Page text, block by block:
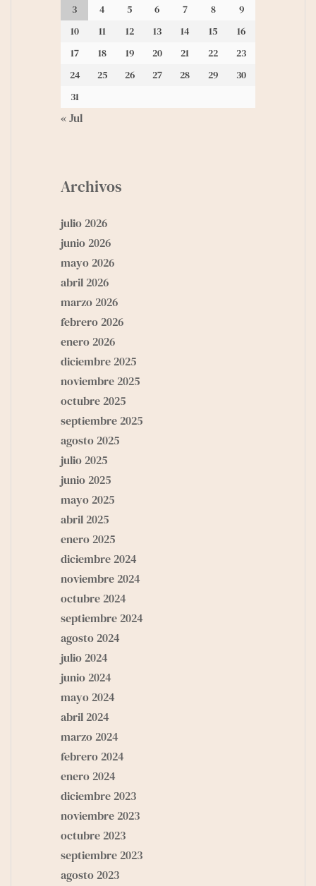
3 4 5 6 7 8
9
10
11 12 13 14 15
16
17
18 19 20 21 22
23
24
25 26 27 28 29
30
31
« Jul
Archivos
julio 2026
junio 2026
mayo 2026
abril 2026
marzo 2026
febrero 2026
enero 2026
diciembre 2025
noviembre 2025
octubre 2025
septiembre 2025
agosto 2025
julio 2025
junio 2025
mayo 2025
abril 2025
enero 2025
diciembre 2024
noviembre 2024
octubre 2024
septiembre 2024
agosto 2024
julio 2024
junio 2024
mayo 2024
abril 2024
marzo 2024
febrero 2024
enero 2024
diciembre 2023
noviembre 2023
octubre 2023
septiembre 2023
agosto 2023